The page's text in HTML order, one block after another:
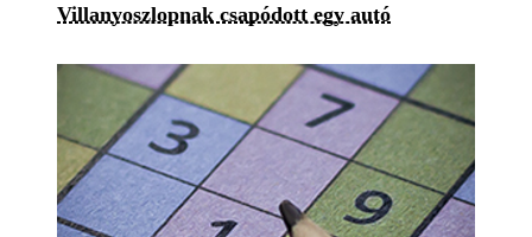
Villanyoszlopnak csapódott egy autó